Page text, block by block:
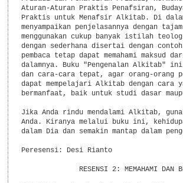
Aturan-Aturan Praktis Penafsiran,
Praktis untuk Menafsir Alkitab. Di
menyampaikan penjelasannya dengan
menggunakan cukup banyak istilah
dengan sederhana disertai dengan
pembaca tetap dapat memahami maksud
dalamnya. Buku "Pengenalan Alkitab" ini
dan cara-cara tepat, agar orang-orang
dapat mempelajari Alkitab dengan cara
bermanfaat, baik untuk studi dasar
Jika Anda rindu mendalami Alkitab,
Anda. Kiranya melalui buku ini,
dalam Dia dan semakin mantap dalam
Peresensi: Desi Rianto
RESENSI 2: MEMAHAMI DAN